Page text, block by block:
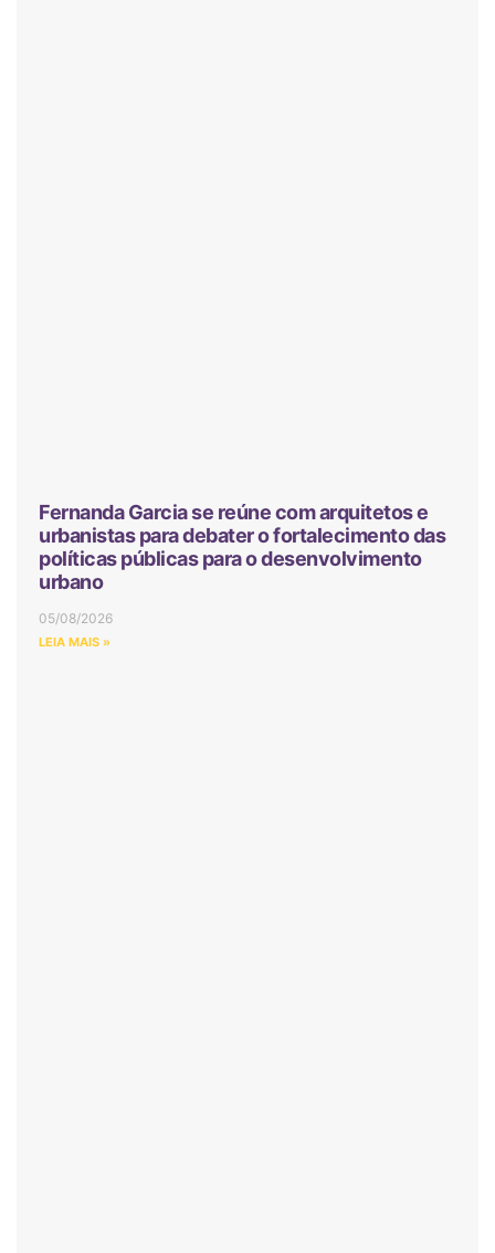
Fernanda Garcia se reúne com arquitetos e
urbanistas para debater o fortalecimento das
políticas públicas para o desenvolvimento
urbano
05/08/2026
LEIA MAIS »